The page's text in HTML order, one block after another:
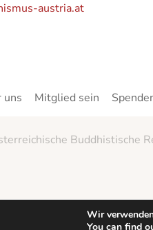
austria.at
uns Mitglied sein
Buddhistische
Wir
You can find